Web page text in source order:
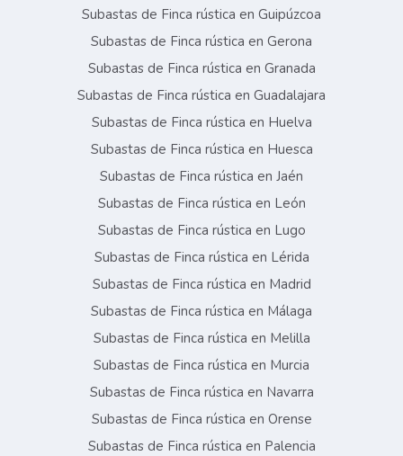
Subastas de Finca rústica en Guipúzcoa
Subastas de Finca rústica en Gerona
Subastas de Finca rústica en Granada
Subastas de Finca rústica en Guadalajara
Subastas de Finca rústica en Huelva
Subastas de Finca rústica en Huesca
Subastas de Finca rústica en Jaén
Subastas de Finca rústica en León
Subastas de Finca rústica en Lugo
Subastas de Finca rústica en Lérida
Subastas de Finca rústica en Madrid
Subastas de Finca rústica en Málaga
Subastas de Finca rústica en Melilla
Subastas de Finca rústica en Murcia
Subastas de Finca rústica en Navarra
Subastas de Finca rústica en Orense
Subastas de Finca rústica en Palencia